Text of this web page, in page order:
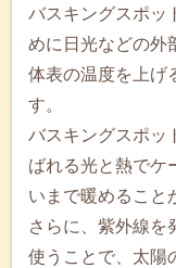
バスキングスポッ
めに日光などの外
体表の温度を上げ
す。
バスキングスポッ
ばれる光と熱でケ
いまで暖めること
さらに、紫外線を
使うことで、太陽